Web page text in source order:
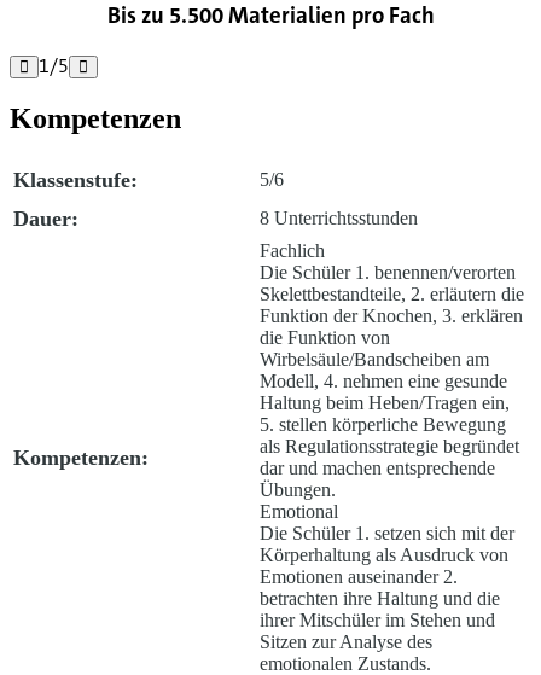
Bis zu 5.500 Materialien pro Fach
 1/5 
Kompetenzen
Klassenstufe: 5/6
Dauer: 8 Unterrichtsstunden
Kompetenzen:
Fachlich
Die Schüler 1. benennen/verorten
Skelettbestandteile, 2. erläutern die
Funktion der Knochen, 3. erklären
die Funktion von
Wirbelsäule/Bandscheiben am
Modell, 4. nehmen eine gesunde
Haltung beim Heben/Tragen ein,
5. stellen körperliche Bewegung
als Regulationsstrategie begründet
dar und machen entsprechende
Übungen.
Emotional
Die Schüler 1. setzen sich mit der
Körperhaltung als Ausdruck von
Emotionen auseinander 2.
betrachten ihre Haltung und die
ihrer Mitschüler im Stehen und
Sitzen zur Analyse des
emotionalen Zustands.